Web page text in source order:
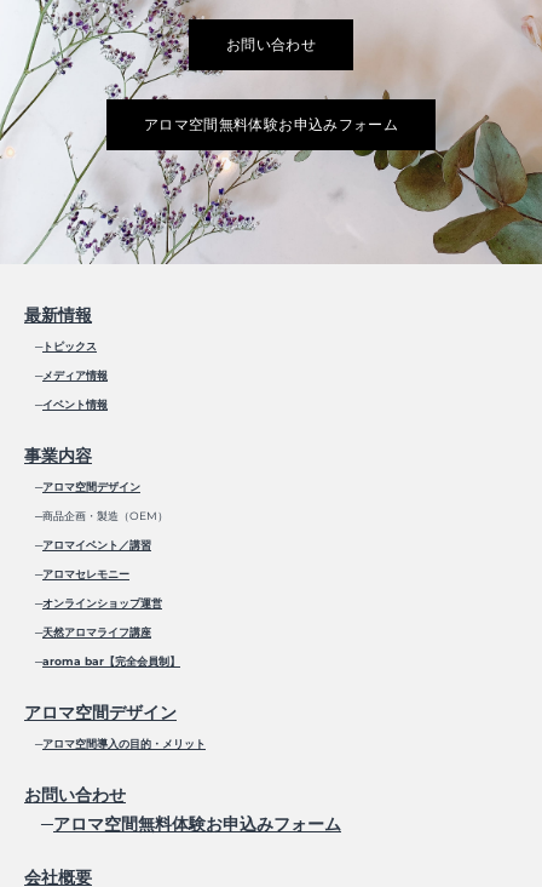
お問い合わせ
アロマ空間無料体験お申込みフォーム
最新情報
─トピックス
─メディア情報
─イベント情報
事業内容
─アロマ空間デザイン
─商品企画・製造（OEM）
─アロマイベント／講習
─アロマセレモニー
─オンラインショップ運営
─天然アロマライフ講座
─aroma bar【完全会員制】
アロマ空間デザイン
─アロマ空間導入の目的・メリット
お問い合わせ
─アロマ空間無料体験お申込みフォーム
会社概要